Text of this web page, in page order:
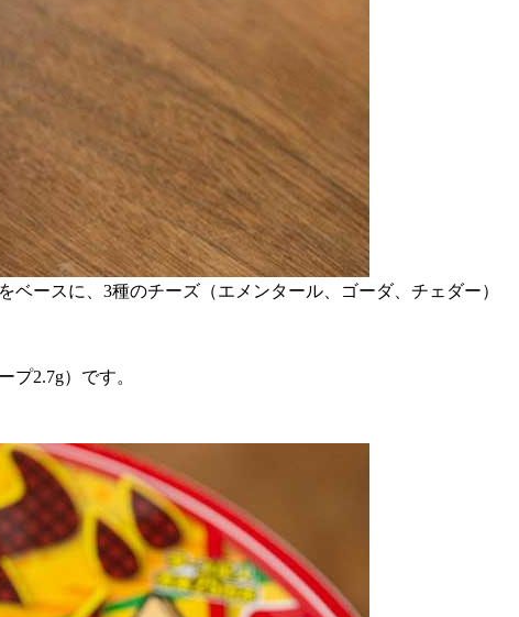
ースに、3種のチーズ（エメンタール、ゴーダ、チェダー）
プ2.7g）です。